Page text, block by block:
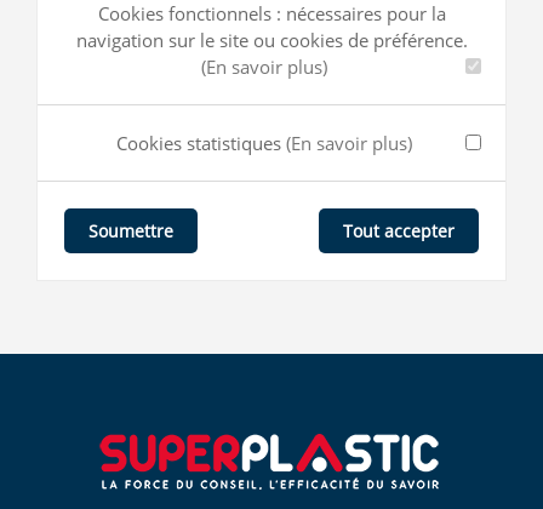
Cookies fonctionnels : nécessaires pour la
navigation sur le site ou cookies de préférence.
(En savoir plus)
Cookies statistiques (En savoir plus)
Soumettre Tout accepter